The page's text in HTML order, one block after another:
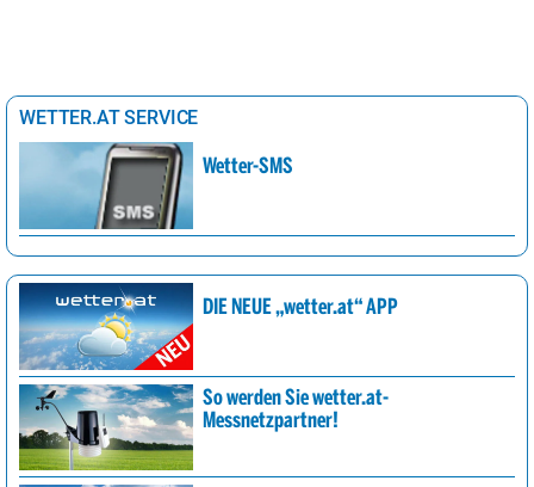
WETTER.AT SERVICE
Wetter-SMS
DIE NEUE „wetter.at“ APP
So werden Sie wetter.at-
Messnetzpartner!